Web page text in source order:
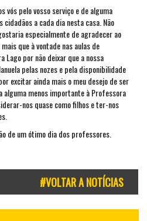
vós pelo vosso serviço e de alguma
a cada dia nesta casa. Não
especialmente de agradecer ao
que à vontade nas aulas de
Lago por não deixar que a nossa
pelas nozes e pela disponibilidade
excitar ainda mais o meu desejo de ser
alguma menos importante à Professora
nos quase como filhos e ter-nos
de um ótimo dia dos professores.
#VOLTAR A NOTÍCIAS